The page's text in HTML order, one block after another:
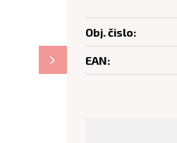
Obj. čislo:
EAN: